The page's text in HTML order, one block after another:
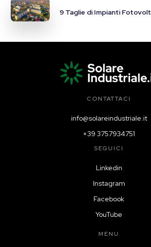
9 Taglie di Impianti
CONTATTACI
info@solareindustriale.it
+39 3757934751
SEGUICI
Linkedin
Instagram
Facebook
YouTube
MENU